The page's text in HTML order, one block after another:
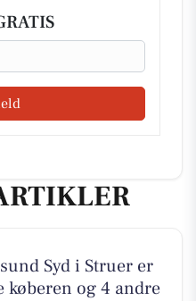
Syd i Struer er
køberen og 4 andre